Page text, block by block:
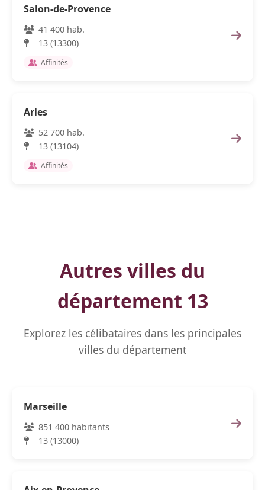
Salon-de-Provence
41 400 hab.
13 (13300)
Affinités
Arles
52 700 hab.
13 (13104)
Affinités
Autres villes du
département 13
Explorez les célibataires dans les principales
villes du département
Marseille
851 400 habitants
13 (13000)